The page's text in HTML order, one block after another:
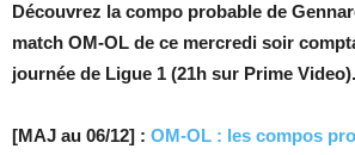
Découvrez la compo probable de
match OM-OL de ce mercredi soir
journée de Ligue 1 (21h sur Prime Video).
[MAJ au 06/12] : OM-OL : les compos